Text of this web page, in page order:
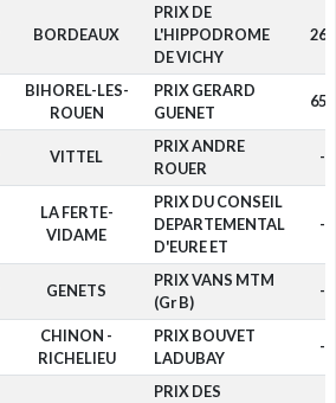
BORDEAUX
PRIX DE
L'HIPPODROME
DE VICHY
260
BIHOREL-LES-
ROUEN
PRIX GERARD
GUENET
650
VITTEL
PRIX ANDRE
ROUER
-
LA FERTE-
VIDAME
PRIX DU CONSEIL
DEPARTEMENTAL
D'EURE ET
-
GENETS
PRIX VANS MTM
(Gr B)
-
CHINON -
RICHELIEU
PRIX BOUVET
LADUBAY
-
PRIX DES